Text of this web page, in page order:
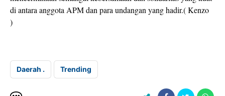
di antara anggota APM dan para undangan yang hadir.( Kenzo
)
Daerah . Trending